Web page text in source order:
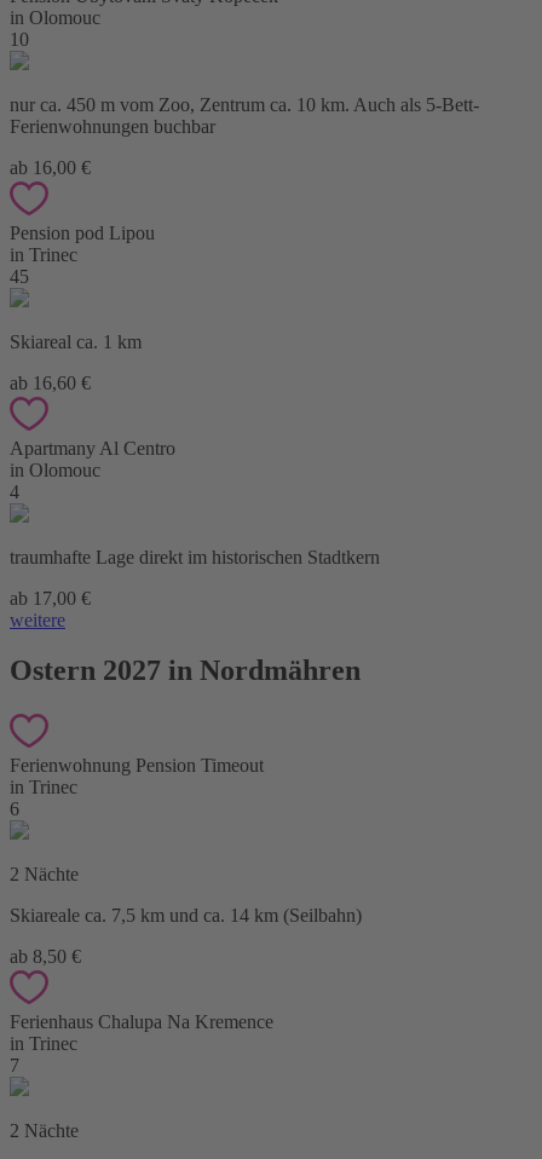
in Olomouc
10
nur ca. 450 m vom Zoo, Zentrum ca. 10 km. Auch als 5-Bett-
Ferienwohnungen buchbar
ab 16,00 €
Pension pod Lipou
in Trinec
45
Skiareal ca. 1 km
ab 16,60 €
Apartmany Al Centro
in Olomouc
4
traumhafte Lage direkt im historischen Stadtkern
ab 17,00 €
weitere
Ostern 2027 in Nordmähren
Ferienwohnung Pension Timeout
in Trinec
6
2 Nächte
Skiareale ca. 7,5 km und ca. 14 km (Seilbahn)
ab 8,50 €
Ferienhaus Chalupa Na Kremence
in Trinec
7
2 Nächte